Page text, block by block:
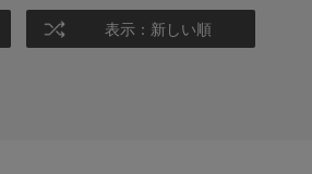
表示：新しい順